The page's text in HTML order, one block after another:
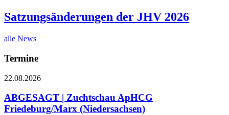
Satzungsänderungen der JHV 2026
alle News
Termine
22.08.2026
ABGESAGT | Zuchtschau ApHCG
Friedeburg/Marx (Niedersachsen)